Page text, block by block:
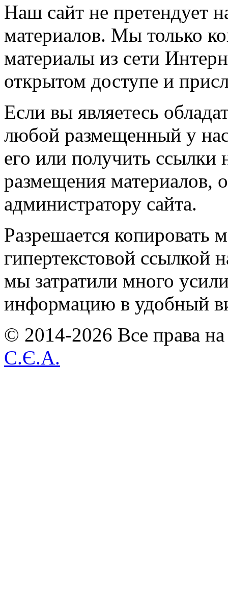
Наш сайт не претендует
материалов. Мы только
материалы из сети
открытом доступе и
Если вы являетесь
любой размещенный у
его или получить ссылки
размещения материалов,
администратору сайта.
Разрешается копировать
гипертекстовой ссылкой
мы затратили много
информацию в удобный
© 2014-2026 Все права
С.Є.А.